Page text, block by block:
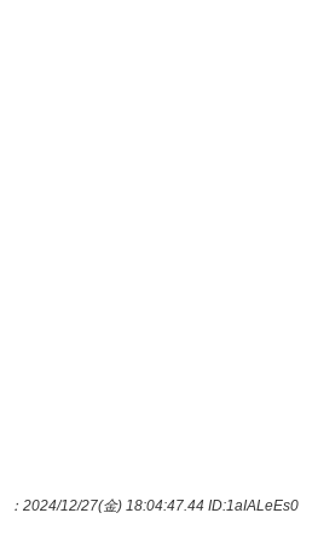
：2024/12/27(金) 18:04:47.44 ID:1aIALeEs0